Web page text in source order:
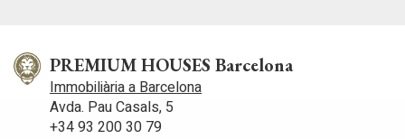
PREMIUM HOUSES Barcelona
Immobiliària a Barcelona
Avda. Pau Casals, 5
+34 93 200 30 79